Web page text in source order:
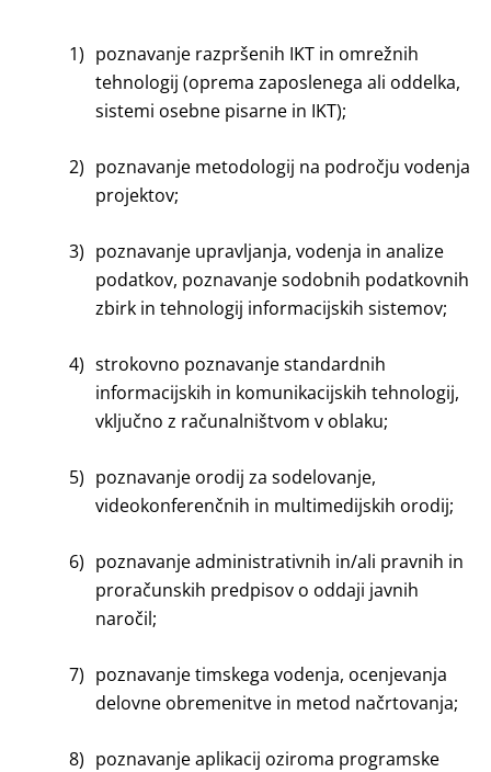
1) poznavanje razpršenih IKT in omrežnih
tehnologij (oprema zaposlenega ali oddelka,
sistemi osebne pisarne in IKT);
2) poznavanje metodologij na področju vodenja
projektov;
3) poznavanje upravljanja, vodenja in analize
podatkov, poznavanje sodobnih podatkovnih
zbirk in tehnologij informacijskih sistemov;
4) strokovno poznavanje standardnih
informacijskih in komunikacijskih tehnologij,
vključno z računalništvom v oblaku;
5) poznavanje orodij za sodelovanje,
videokonferenčnih in multimedijskih orodij;
6) poznavanje administrativnih in/ali pravnih in
proračunskih predpisov o oddaji javnih
naročil;
7) poznavanje timskega vodenja, ocenjevanja
delovne obremenitve in metod načrtovanja;
8) poznavanje aplikacij oziroma programske